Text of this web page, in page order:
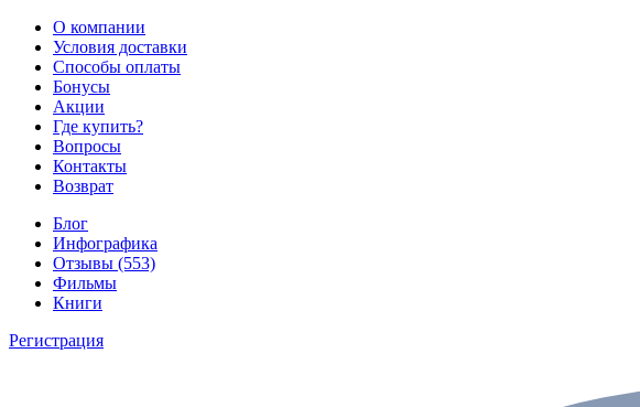
О компании
Условия доставки
Способы оплаты
Бонусы
Акции
Где купить?
Вопросы
Контакты
Возврат
Блог
Инфографика
Отзывы (553)
Фильмы
Книги
Регистрация